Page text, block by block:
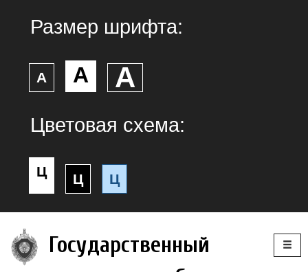
Размер шрифта:
А А А
Цветовая схема:
Ц Ц Ц
Государственный